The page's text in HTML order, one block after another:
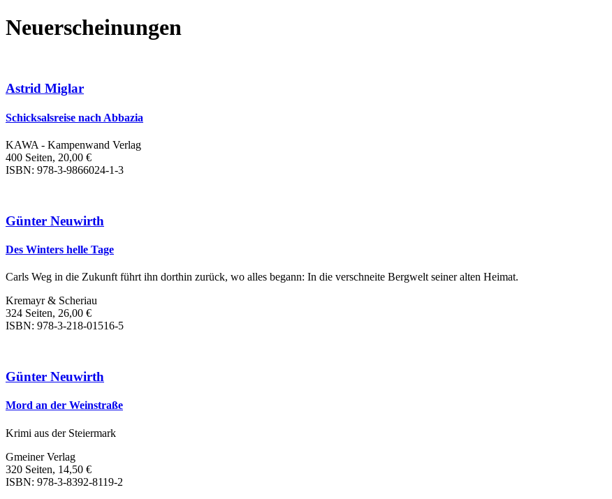
Neuerscheinungen
Astrid Miglar
Schicksalsreise nach Abbazia
KAWA - Kampenwand Verlag
400 Seiten, 20,00 €
ISBN: 978-3-9866024-1-3
Günter Neuwirth
Des Winters helle Tage
Carls Weg in die Zukunft führt ihn dorthin zurück, wo alles begann: In die verschneite Bergwelt seiner alten Heimat.
Kremayr & Scheriau
324 Seiten, 26,00 €
ISBN: 978-3-218-01516-5
Günter Neuwirth
Mord an der Weinstraße
Krimi aus der Steiermark
Gmeiner Verlag
320 Seiten, 14,50 €
ISBN: 978-3-8392-8119-2